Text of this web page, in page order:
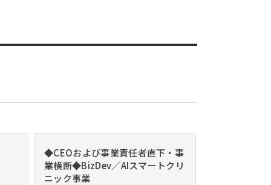
◆CEOおよび事業責任者直下・事
業横断◆BizDev／AIスマートクリ
ニック事業